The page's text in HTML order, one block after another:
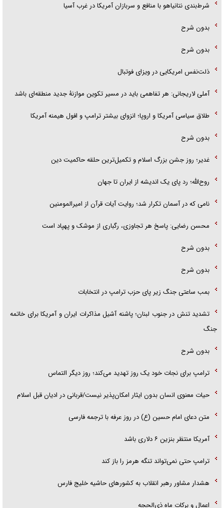
شرط‌بندی نتانیاهو با منافع و سربازان آمریکا در غرب آسیا
بدون شرح
بدون شرح
ذلت‌نفس امریکایی در ویزای فوتبال
آملی لاریجانی: هر تفاهمی باید در مسیر تکوین موازنۀ جدید منطقه‌ای باشد
طلاق سیاسی آمریکا و اروپا؛ انزوای بیشتر ترامپ و افول هیمنه آمریکا
بدون شرح
غدیر؛ روز جشن بزرگ اسلام و تکمیل‌ترین حلقه حاکمیت دین
روح‌الله؛ رد پای یک اندیشه از ایران تا جهان
نامی که در آسمان تکرار شد؛ روایت آیات قرآن از امیرالمومنین
محسن رضایی: پاسخ هر تجاوزی، رگباری از موشک و پهپاد است
بدون شرح
بدون شرح
بمب ساعتی جنگ زیر پای حزب ترام‍پ در انتخابات
تشدید تنش در جنوب لبنان؛ پاشنه آشیل مذاکرات ایران و آمریکا برای خاتمه
جنگ
بدون شرح
ترامپ برای نجات خود یک روز تهدید می‌کند؛ روز دیگر التماس
حیات معنوی انسان بدون ایثار امکان‌پذیر نیست/قربانی در ادیان قبل اسلام
متن دعای امام حسین (ع) در روز عرفه با ترجمه فارسی
آمریکا منتظر بنزین ۶ دلاری باشد
ترامپ حتی نمی‌تواند تنگه هرمز را باز کند
هشدار مشاور رهبر انقلاب به کشور‌های حاشیه خلیج فارس
اعمال و برکات ماه ذی‌الحجه